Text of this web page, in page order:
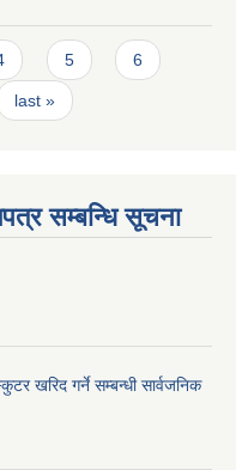
5 6
last »
सम्बन्धि सूचना
खरिद गर्ने सम्बन्धी सार्वजनिक